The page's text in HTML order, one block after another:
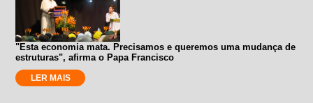
"Esta economia mata. Precisamos e queremos uma mudança de
estruturas", afirma o Papa Francisco
LER MAIS